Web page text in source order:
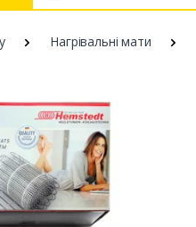
Нагрівальні мати